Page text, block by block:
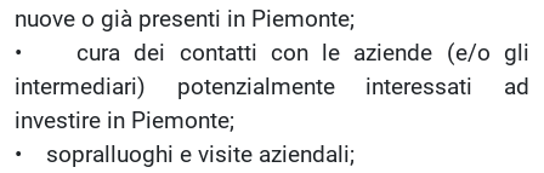
nuove o già presenti in Piemonte;
• cura dei contatti con le aziende (e/o gli
intermediari) potenzialmente interessati ad
investire in Piemonte;
• sopralluoghi e visite aziendali;